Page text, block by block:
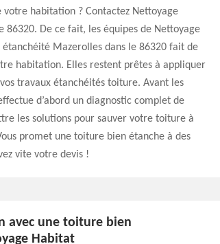
votre habitation ? Contactez Nettoyage
86320. De ce fait, les équipes de Nettoyage
étanchéité Mazerolles dans le 86320 fait de
habitation. Elles restent prêtes à appliquer
travaux étanchéités toiture. Avant les
d’abord un diagnostic complet de
les solutions pour sauver votre toiture à
promet une toiture bien étanche à des
vite votre devis !
avec une toiture bien
Habitat